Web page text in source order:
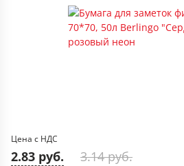
Цена с НДС
2.83 руб. 3.14 руб.